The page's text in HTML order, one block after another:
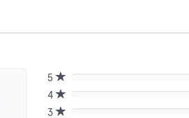
5
Complete
(danger)
4
Complete
3